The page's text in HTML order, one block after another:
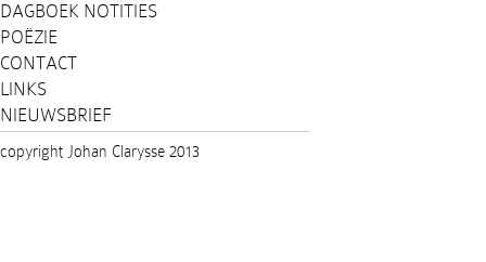
DAGBOEK NOTITIES
POËZIE
CONTACT
LINKS
NIEUWSBRIEF
copyright Johan Clarysse 2013